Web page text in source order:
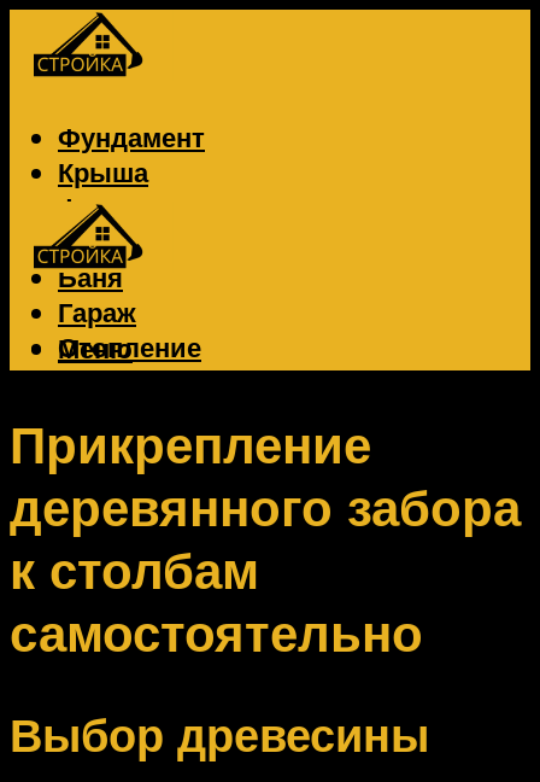
Фундамент
Крыша
Фасад
Забор
Баня
Гараж
Отопление
Вентиляция
Меню
Меню
Прикрепление
деревянного забора
к столбам
самостоятельно
Выбор древесины